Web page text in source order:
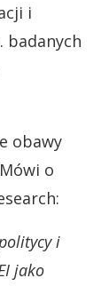
i
badanych
obawy
o
i
jako